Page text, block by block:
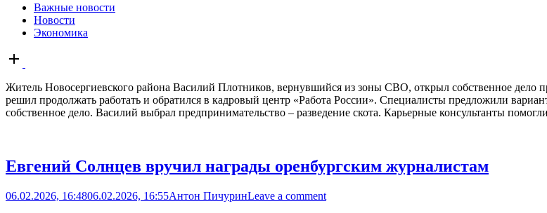
Важные новости
Новости
Экономика
Open
post
Житель Новосергиевского района Василий Плотников, вернувшийся из зоны СВО, открыл собственное
решил продолжать работать и обратился в кадровый центр «Работа России». Специалисты предложили
собственное дело. Василий выбрал предпринимательство – разведение скота. Карьерные консультанты
Евгений Солнцев вручил награды оренбургским журналистам
06.02.2026, 16:4806.02.2026, 16:55Антон ПичуринLeave a comment